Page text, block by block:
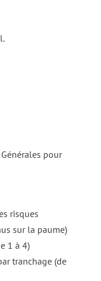
pour
risques
sur la paume)
1 à 4)
tranchage (de